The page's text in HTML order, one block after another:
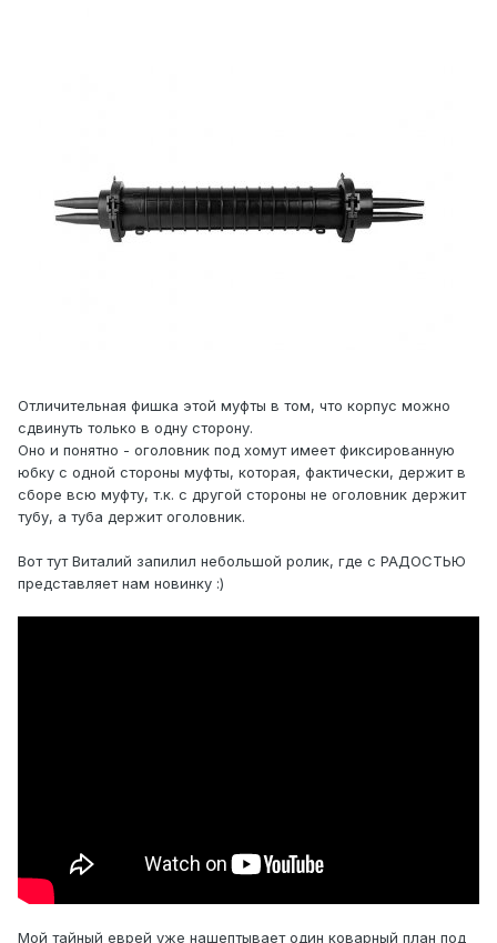
Отличительная фишка этой муфты в том, что корпус можно
сдвинуть только в одну сторону.
Оно и понятно - оголовник под хомут имеет фиксированную
юбку с одной стороны муфты, которая, фактически, держит в
сборе всю муфту, т.к. с другой стороны не оголовник держит
тубу, а туба держит оголовник.
Вот тут Виталий запилил небольшой ролик, где с РАДОСТЬЮ
представляет нам новинку :)
Мой тайный еврей уже нашептывает один коварный план под